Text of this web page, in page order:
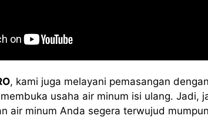
, kami juga melayani pemasangan
usaha air minum isi ulang. Jadi,
air minum Anda segera terwujud